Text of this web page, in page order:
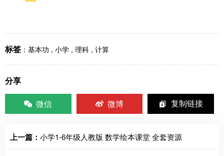
标签 ： 基本功 , 小学 , 理科 , 计算
分享
微信
微博 复制链接
上一篇： 小学1-6年级人教版 数学绘本课堂 全套资源